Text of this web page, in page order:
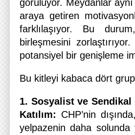
görülüyor. Meydanlar
araya getiren
farklılaşıyor. Bu
birleşmesini
potansiyel bir genişleme
Bu kitleyi kabaca dört
1. Sosyalist ve
Katılım: CHP’nin
yelpazenin daha